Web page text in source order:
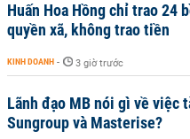
Huấn Hoa Hồng chỉ trao 24
quyền xã, không trao tiền
KINH DOANH - 3 giờ trước
Lãnh đạo MB nói gì về việc
Sungroup và Masterise?